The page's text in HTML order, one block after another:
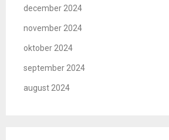
december 2024
november 2024
oktober 2024
september 2024
august 2024